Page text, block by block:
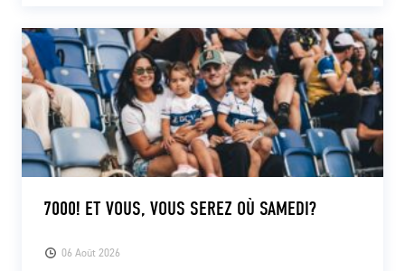
06 Août 2026
7000! ET VOUS, VOUS SEREZ OÙ SAMEDI?